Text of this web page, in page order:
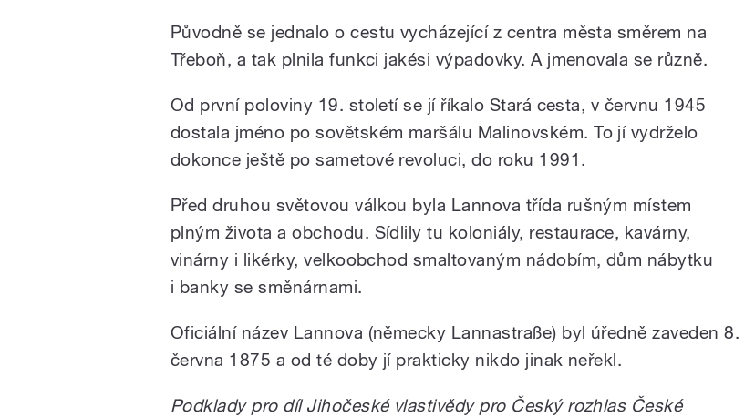
Původně se jednalo o cestu vycházející z centra města směrem na
Třeboň, a tak plnila funkci jakési výpadovky. A jmenovala se různě.
Od první poloviny 19. století se jí říkalo Stará cesta, v červnu 1945
dostala jméno po sovětském maršálu Malinovském. To jí vydrželo
dokonce ještě po sametové revoluci, do roku 1991.
Před druhou světovou válkou byla Lannova třída rušným místem
plným života a obchodu. Sídlily tu koloniály, restaurace, kavárny,
vinárny i likérky, velkoobchod smaltovaným nádobím, dům nábytku
i banky se směnárnami.
Oficiální název Lannova (německy Lannastraße) byl úředně zaveden 8.
června 1875 a od té doby jí prakticky nikdo jinak neřekl.
Podklady pro díl Jihočeské vlastivědy pro Český rozhlas České